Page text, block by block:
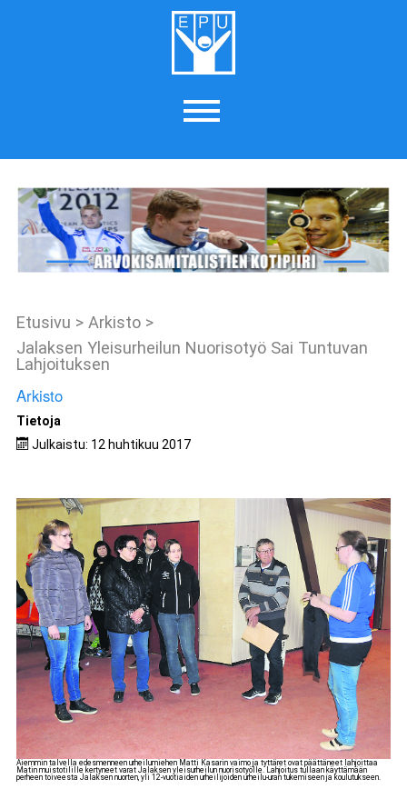
Etusivu > Arkisto >
Jalaksen Yleisurheilun Nuorisotyö Sai Tuntuvan
Lahjoituksen
Arkisto
Tietoja
Julkaistu: 12 huhtikuu 2017
Aiemmin talvella edesmenneen urheilumiehen Matti Kasarin vaimo ja tyttäret ovat päättäneet lahjoittaa
Matin muistotilille kertyneet varat Jalaksen yleisurheilun nuorisotyölle. Lahjoitus tullaan käyttämään
perheen toiveesta Jalaksen nuorten, yli 12-vuotiaiden urheilijoiden urheilu-uran tukemiseen ja koulutukseen.